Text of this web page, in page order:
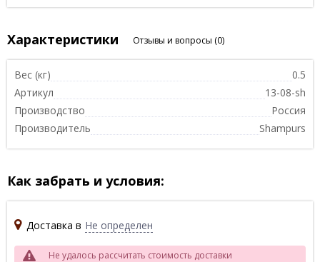
Характеристики Отзывы и вопросы (0)
Вес (кг)
0.5
Артикул
13-08-sh
Производство
Россия
Производитель
Shampurs
Как забрать и условия:
Доставка в Не определен
Не удалось рассчитать стоимость доставки